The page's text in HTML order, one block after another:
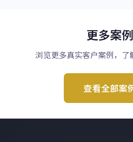
更多案例
浏览更多真实客户案例，了
查看全部案